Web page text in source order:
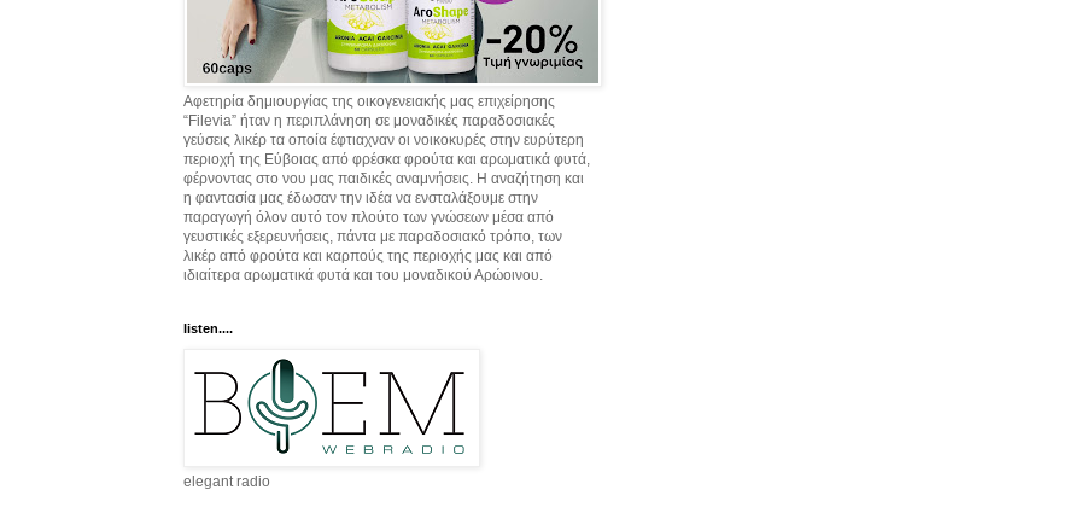
Αφετηρία δημιουργίας της οικογενειακής μας επιχείρησης
“Filevia” ήταν η περιπλάνηση σε μοναδικές παραδοσιακές
γεύσεις λικέρ τα οποία έφτιαχναν οι νοικοκυρές στην ευρύτερη
περιοχή της Εύβοιας από φρέσκα φρούτα και αρωματικά φυτά,
φέρνοντας στο νου μας παιδικές αναμνήσεις. Η αναζήτηση και
η φαντασία μας έδωσαν την ιδέα να ενσταλάξουμε στην
παραγωγή όλον αυτό τον πλούτο των γνώσεων μέσα από
γευστικές εξερευνήσεις, πάντα με παραδοσιακό τρόπο, των
λικέρ από φρούτα και καρπούς της περιοχής μας και από
ιδιαίτερα αρωματικά φυτά και του μοναδικού Αρώοινου.
listen....
elegant radio